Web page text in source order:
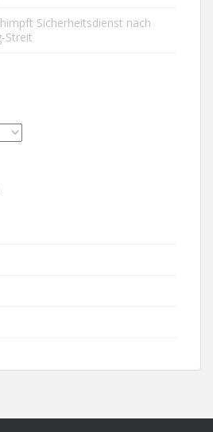
Sicherheitsdienst nach
Streit